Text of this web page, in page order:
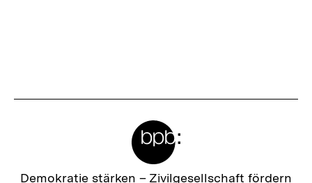
Zur
Demokratie stärken – Zivilgesellschaft fördern